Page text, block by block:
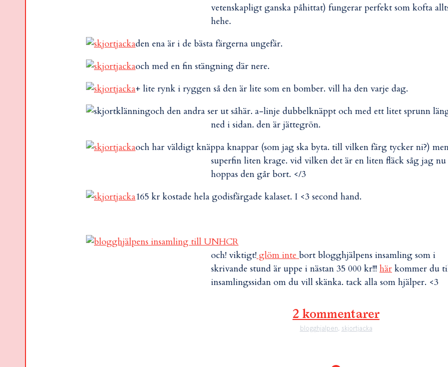
vetenskapligt ganska påhittat) fungerar perfekt som kofta
hehe.
den ena är i de bästa färgerna ungefär.
och med en fin stängning där nere.
+ lite rynk i ryggen så den är lite som en bomber. vill ha den varje dag.
och den andra ser ut såhär. a-linje dubbelknäppt och med ett litet sprunn
ned i sidan. den är jättegrön.
och har väldigt knäppa knappar (som jag ska byta. till vilken färg tycker ni?)
superfin liten krage. vid vilken det är en liten fläck såg jag nu
hoppas den går bort. </3
165 kr kostade hela godisfärgade kalaset. I <3 second hand.
och! viktigt!glöm intebort blogghjälpens insamling som i
skrivande stund är uppe i nästan 35 000 kr!!! här kommer du
insamlingssidan om du vill skänka. tack alla som hjälper. <3
2 kommentarer
blogghjalpen, skjortjacka